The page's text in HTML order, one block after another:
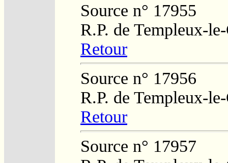
Source n° 17955
R.P. de Templeux-
Retour
Source n° 17956
R.P. de Templeux-
Retour
Source n° 17957